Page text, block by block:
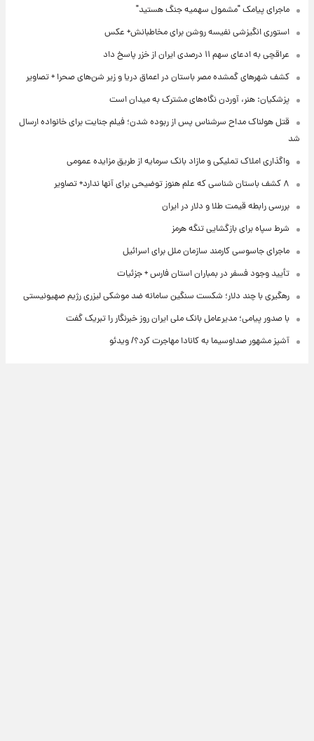
ماجرای پیامک "مشمول سهمیه جنگ هستید"
استوری انگیزشی نفیسه روشن برای مخاطبانش+ عکس
عراقچی به ادعای سهم ۱۱ درصدی ایران از خزر پاسخ داد
کشف شهرهای گمشده مصر باستان در اعماق دریا و زیر شن‌های صحرا + تصاویر
پزشکیان: هنر، آوردن نگاه‌های مشترک به میدان است
قتل هولناک مداح سرشناس پس از ربوده شدن؛ فیلم جنایت برای خانواده ارسال
شد
واگذاری املاک تملیکی و مازاد بانک سرمایه از طریق مزایده عمومی
۸ کشف باستان شناسی که علم هنوز توضیحی برای آنها ندارد+ تصاویر
بررسی رابطه قیمت طلا و دلار در ایران
شرط سپاه برای بازگشایی تنگه هرمز
ماجرای جاسوسی کارمند سازمان ملل برای اسرائیل
تأیید وجود فسفر در بمباران استان فارس + جزئیات
رهگیری با چند دلار؛ شکست سنگین سامانه ضد موشکی لیزری رژیم صهیونیستی
با صدور پیامی؛ مدیرعامل بانک ملی ایران روز خبرنگار را تبریک گفت
آشپز مشهور صداوسیما به کانادا مهاجرت کرد؟/ ویدئو